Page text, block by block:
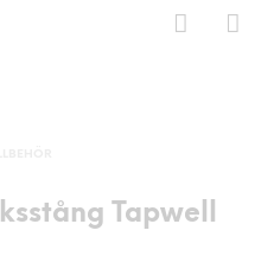
Tapwell